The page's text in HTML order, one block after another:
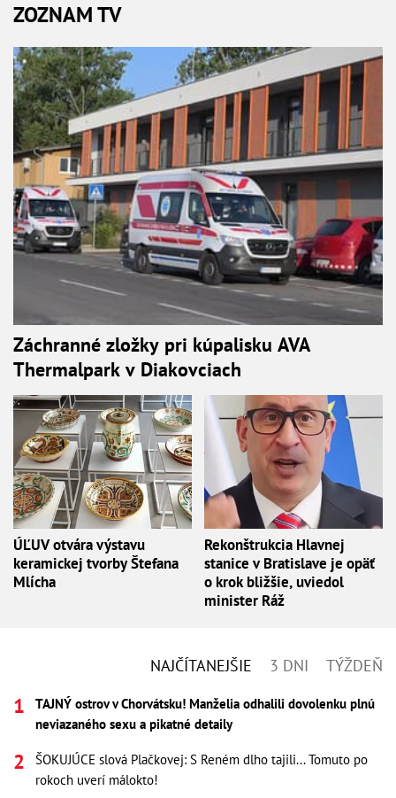
ZOZNAM TV
Záchranné zložky pri kúpalisku AVA
Thermalpark v Diakovciach
ÚĽUV otvára výstavu
keramickej tvorby Štefana
Mlícha
Rekonštrukcia Hlavnej
stanice v Bratislave je opäť
o krok bližšie, uviedol
minister Ráž
NAJČÍTANEJŠIE 3 DNI TÝŽDEŇ
TAJNÝ ostrov v Chorvátsku! Manželia odhalili dovolenku plnú
neviazaného sexu a pikatné detaily
ŠOKUJÚCE slová Plačkovej: S Reném dlho tajili... Tomuto po
rokoch uverí málokto!